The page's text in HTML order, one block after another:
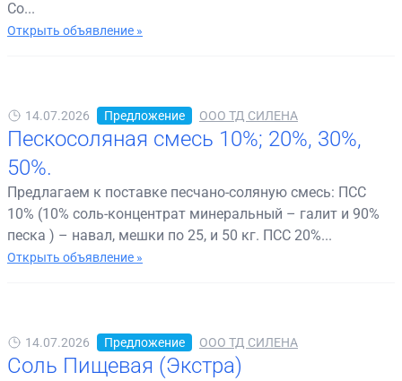
Со...
Открыть объявление »
14.07.2026 Предложение ООО ТД СИЛЕНА
Пескосоляная смесь 10%; 20%, 30%,
50%.
Предлагаем к поставке песчано-соляную смесь: ПСС
10% (10% соль-концентрат минеральный – галит и 90%
песка ) – навал, мешки по 25, и 50 кг. ПСС 20%...
Открыть объявление »
14.07.2026 Предложение ООО ТД СИЛЕНА
Соль Пищевая (Экстра)